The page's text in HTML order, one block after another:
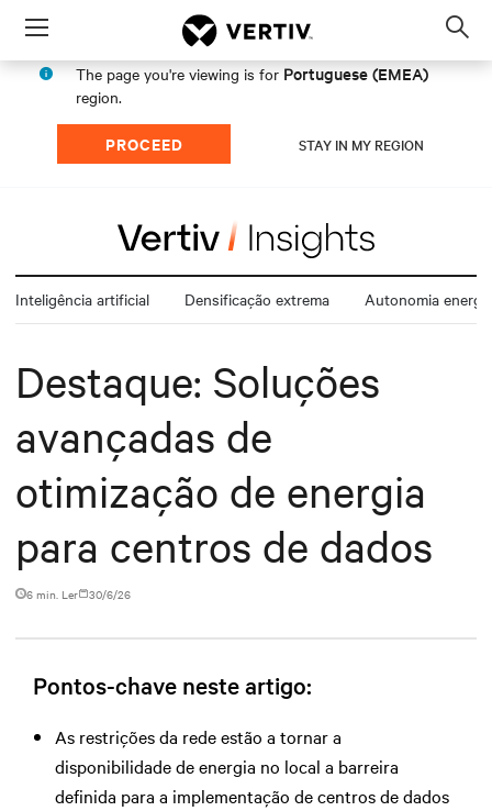
Menu
The page you're viewing is for Portuguese (EMEA)
region.
PROCEED STAY IN MY REGION
Inteligência artificial Densificação extrema Autonomia
Destaque: Soluções
avançadas de
otimização de energia
para centros de dados
6 min. Ler 30/6/26
Pontos-chave neste artigo:
As restrições da rede estão a tornar a
disponibilidade de energia no local a barreira
definida para a implementação de centros de dados